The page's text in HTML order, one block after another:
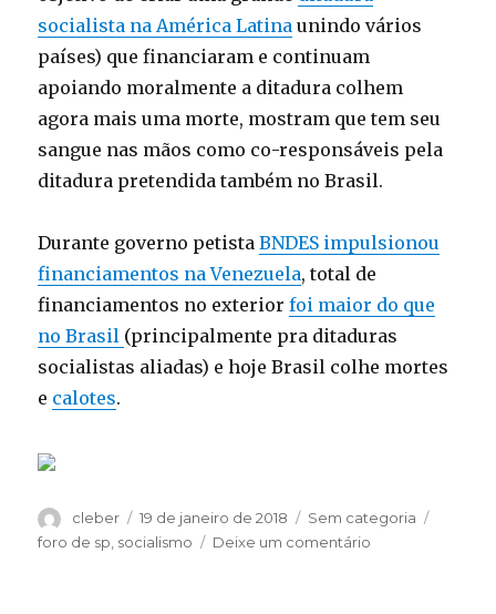
socialista na América Latina unindo vários
países) que financiaram e continuam
apoiando moralmente a ditadura colhem
agora mais uma morte, mostram que tem seu
sangue nas mãos como co-responsáveis pela
ditadura pretendida também no Brasil.
Durante governo petistaBNDES impulsionou
financiamentos na Venezuela, total de
financiamentos no exteriorfoi maior do que
no Brasil (principalmente pra ditaduras
socialistas aliadas) e hoje Brasil colhe mortes
e calotes.
Autor
cleber
Publicado
em
19 de janeiro de 2018 Categorias
Sem categoria
foro de sp socialismo Deixe um comentário